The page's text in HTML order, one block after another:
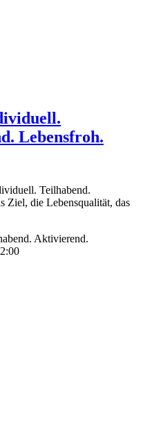
Lebensfroh.
Teilhabend.
Ziel, die Lebensqualität, das
Aktivierend.